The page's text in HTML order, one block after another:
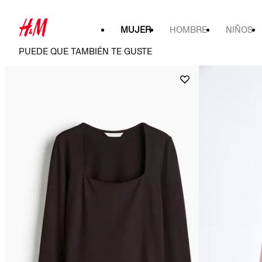
MUJER HOMBRE NIÑOS
PUEDE QUE TAMBIÉN TE GUSTE